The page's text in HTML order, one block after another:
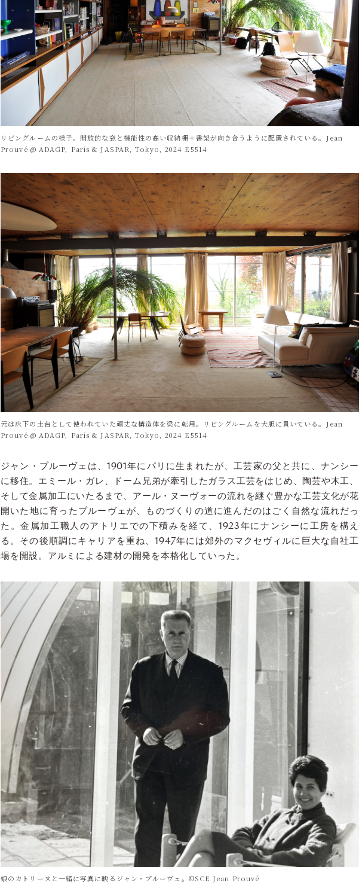
リビングルームの様子。開放的な窓と機能性の高い収納棚＋書架が向き合うように配置されている。Jean
Prouvé @ ADAGP, Paris & JASPAR, Tokyo, 2024 E5514
元は床下の土台として使われていた頑丈な構造体を梁に転用。リビングルームを大胆に貫いている。Jean
Prouvé @ ADAGP, Paris & JASPAR, Tokyo, 2024 E5514
ジャン・プルーヴェは、1901年にパリに生まれたが、工芸家の父と共に、ナンシー
に移住。エミール・ガレ、ドーム兄弟が牽引したガラス工芸をはじめ、陶芸や木工、
そして金属加工にいたるまで、アール・ヌーヴォーの流れを継ぐ豊かな工芸文化が花
開いた地に育ったプルーヴェが、ものづくりの道に進んだのはごく自然な流れだっ
た。金属加工職人のアトリエでの下積みを経て、1923年にナンシーに工房を構え
る。その後順調にキャリアを重ね、1947年には郊外のマクセヴィルに巨大な自社工
場を開設。アルミによる建材の開発を本格化していった。
娘のカトリーヌと一緒に写真に映るジャン・プルーヴェ。©SCE Jean Prouvé